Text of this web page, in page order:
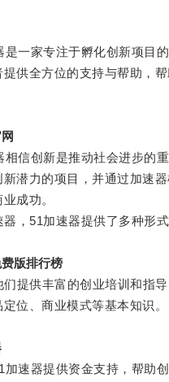
家专注于孵化创新项目的
提供全方位的支持与帮助，
创新是推动社会进步的重
潜力的项目，并通过加速器
成功。
51加速器提供了多种形式
版排行榜
供丰富的创业培训和指导
位、商业模式等基本知识。
器提供资金支持，帮助创